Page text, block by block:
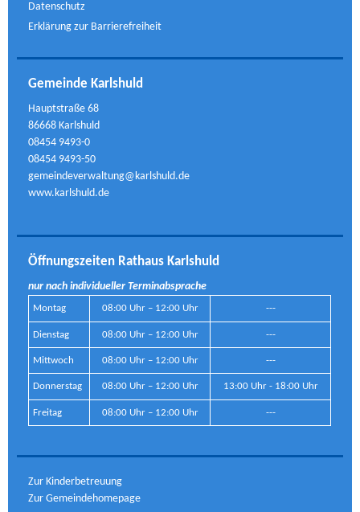
Datenschutz
Erklärung zur Barrierefreiheit
Gemeinde Karlshuld
Hauptstraße 68
86668 Karlshuld
08454 9493-0
08454 9493-50
gemeindeverwaltung@karlshuld.de
www.karlshuld.de
Öffnungszeiten Rathaus Karlshuld
nur nach individueller Terminabsprache
Montag 08:00 Uhr – 12:00 Uhr ---
Dienstag 08:00 Uhr – 12:00 Uhr ---
Mittwoch 08:00 Uhr – 12:00 Uhr ---
Donnerstag 08:00 Uhr – 12:00 Uhr 13:00 Uhr - 18:00 Uhr
Freitag 08:00 Uhr – 12:00 Uhr ---
Zur Kinderbetreuung
Zur Gemeindehomepage